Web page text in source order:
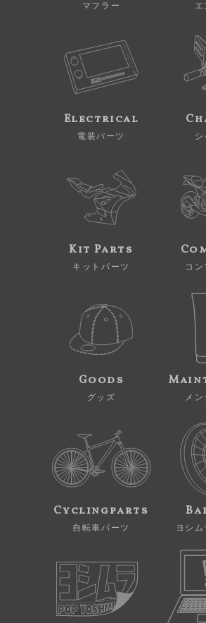
マフラー エ
Electrical
電装パーツ シ
Kit Parts
キットパーツ コン
Goods
グッズ メ
Cyclingparts
自転車パーツ ヨシ